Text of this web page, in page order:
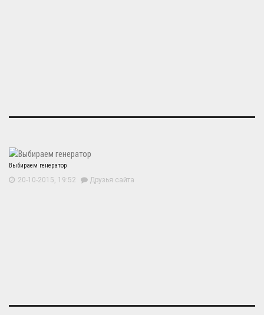
Выбираем генератор
20-10-2015, 19:52 Друзья сайта